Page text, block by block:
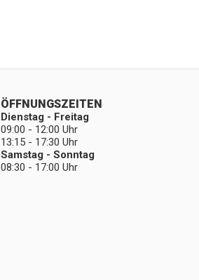
ÖFFNUNGSZEITEN
Dienstag - Freitag
09:00 - 12:00 Uhr
13:15 - 17:30 Uhr
Samstag - Sonntag
08:30 - 17:00 Uhr